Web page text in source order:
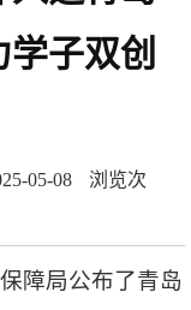
子双创
05-08
浏览次
障局公布了青岛